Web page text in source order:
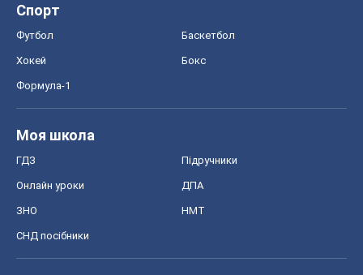
Спорт
Футбол Баскетбол
Хокей Бокс
Формула-1
Моя школа
ГДЗ Підручники
Онлайн уроки ДПА
ЗНО НМТ
СНД посібники